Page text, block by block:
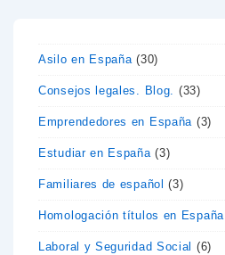
Asilo en España(30)
Consejos legales. Blog. (33)
Emprendedores en España (3)
Estudiar en España(3)
Familiares de español (3)
Homologación títulos en España
Laboral y Seguridad Social (6)